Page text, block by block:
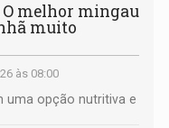
O melhor mingau
muito
às 08:00
uma opção nutritiva e